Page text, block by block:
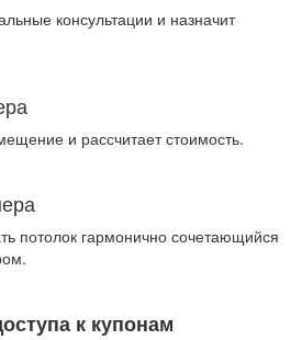
консультации и назначит
и рассчитает стоимость.
потолок гармонично сочетающийся
к купонам